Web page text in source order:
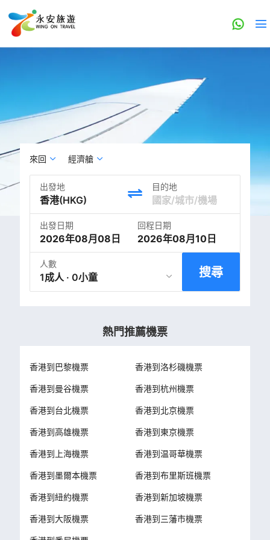
來回 經濟艙
出發地 目的地
出發日期
2026年08月08日
回程日期
2026年08月10日
人數
1成人 · 0小童 搜尋
熱門推薦機票
香港到巴黎機票 香港到洛杉磯機票
香港到曼谷機票 香港到杭州機票
香港到台北機票 香港到北京機票
香港到高雄機票 香港到東京機票
香港到上海機票 香港到温哥華機票
香港到墨爾本機票 香港到布里斯班機票
香港到紐約機票 香港到新加坡機票
香港到大阪機票 香港到三藩市機票